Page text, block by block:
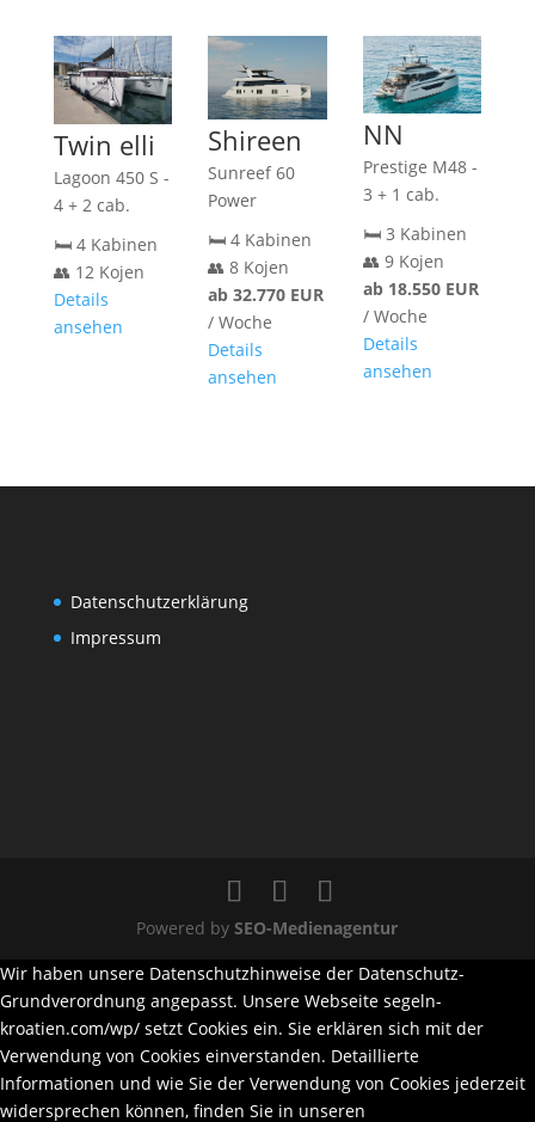
Twin elli
Lagoon 450 S -
4 + 2 cab.
🛏️ 4 Kabinen
👥 12 Kojen
Details
ansehen
Shireen
Sunreef 60
Power
🛏️ 4 Kabinen
👥 8 Kojen
ab 32.770 EUR
/ Woche
Details
ansehen
NN
Prestige M48 -
3 + 1 cab.
🛏️ 3 Kabinen
👥 9 Kojen
ab 18.550 EUR
/ Woche
Details
ansehen
Datenschutzerklärung
Impressum
Powered bySEO-Medienagentur
Wir haben unsere Datenschutzhinweise der Datenschutz-
Grundverordnung angepasst. Unsere Webseite segeln-
kroatien.com/wp/ setzt Cookies ein. Sie erklären sich mit der
Verwendung von Cookies einverstanden. Detaillierte
Informationen und wie Sie der Verwendung von Cookies jederzeit
widersprechen können, finden Sie in unseren